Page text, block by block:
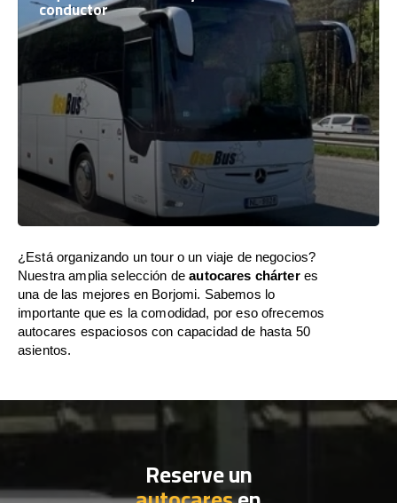
conductor
¿Está organizando un tour o un viaje de negocios?
Nuestra amplia selección deautocares chárteres
una de las mejores en Borjomi. Sabemos lo
importante que es la comodidad, por eso ofrecemos
autocares espaciosos con capacidad de hasta 50
asientos.
Reserve un